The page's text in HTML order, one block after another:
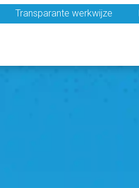
Transparante werkwijze